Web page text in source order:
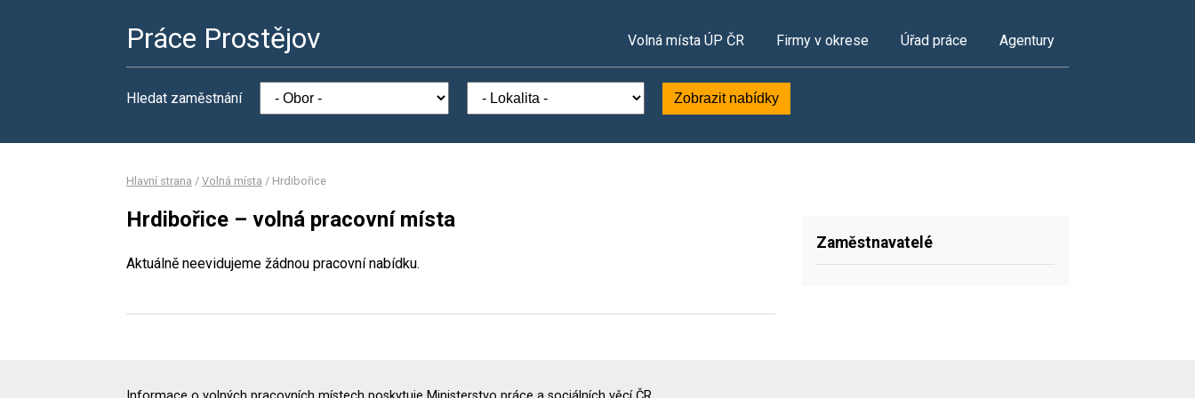
Práce Prostějov Volná místa ÚP ČR Firmy v okrese Úřad práce Agentury
Hledat zaměstnání Zobrazit nabídky
Hlavní strana / Volná místa / Hrdibořice
Hrdibořice – volná pracovní místa
Aktuálně neevidujeme žádnou pracovní nabídku.
Zaměstnavatelé